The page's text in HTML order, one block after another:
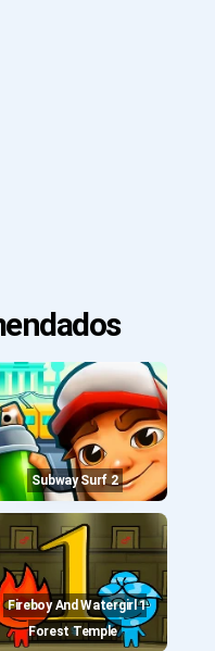
Subway Surf 2
Fireboy And Watergirl 1
Forest Temple